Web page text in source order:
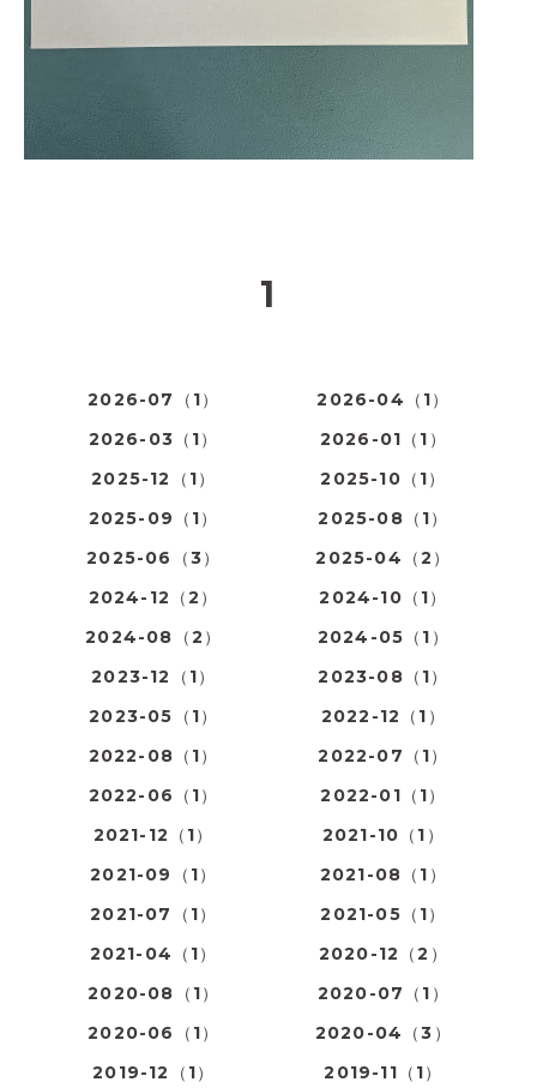
1
2026-07（1）
2026-04（1）
2026-03（1）
2026-01（1）
2025-12（1）
2025-10（1）
2025-09（1）
2025-08（1）
2025-06（3）
2025-04（2）
2024-12（2）
2024-10（1）
2024-08（2）
2024-05（1）
2023-12（1）
2023-08（1）
2023-05（1）
2022-12（1）
2022-08（1）
2022-07（1）
2022-06（1）
2022-01（1）
2021-12（1）
2021-10（1）
2021-09（1）
2021-08（1）
2021-07（1）
2021-05（1）
2021-04（1）
2020-12（2）
2020-08（1）
2020-07（1）
2020-06（1）
2020-04（3）
2019-12（1）
2019-11（1）